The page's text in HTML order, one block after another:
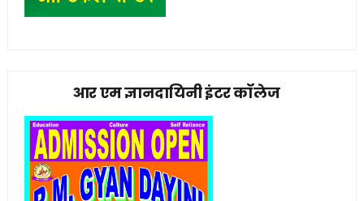
आर एम ज्ञानदायिनी इंटर कॉलेज